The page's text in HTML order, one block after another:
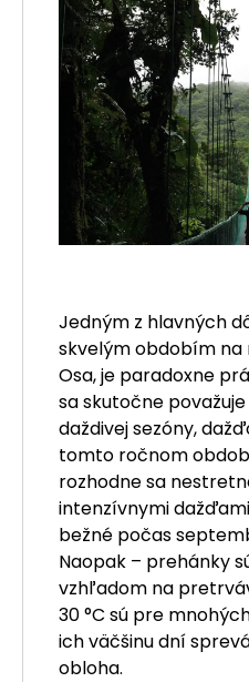
Jedným z hlavných
skvelým obdobím
Osa, je paradoxne
sa skutočne
daždivej sezóny,
tomto ročnom
rozhodne sa
intenzívnymi
bežné počas
Naopak – prehánky
vzhľadom na
30 °C sú pre
ich väčšinu dní
obloha.